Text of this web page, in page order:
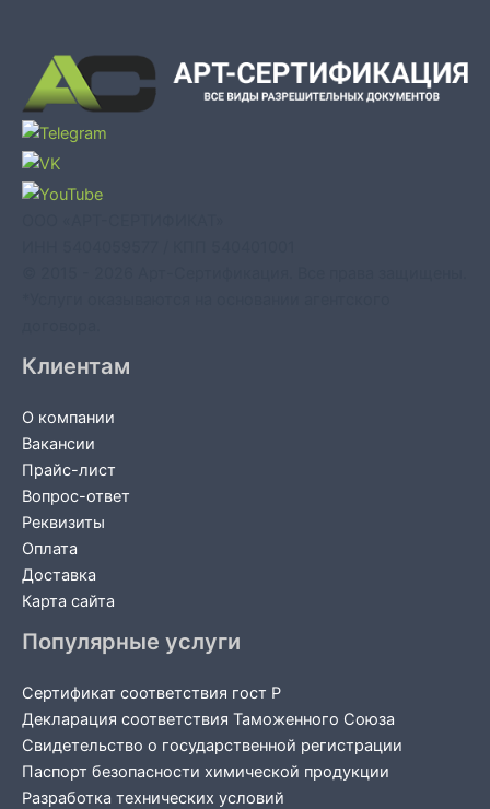
Клиентам
О компании
Вакансии
Прайс-лист
Вопрос-ответ
Реквизиты
Оплата
Доставка
Карта сайта
Популярные услуги
Сертификат соответствия гост Р
Декларация соответствия Таможенного Союза
Свидетельство о государственной регистрации
Паспорт безопасности химической продукции
Разработка технических условий